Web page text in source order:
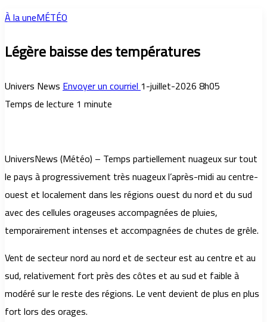
À la uneMÉTÉO
Légère baisse des températures
Univers NewsEnvoyer un courriel1-juillet-2026 8h05
Temps de lecture 1 minute
UniversNews (Météo) – Temps partiellement nuageux sur tout
le pays à progressivement très nuageux l’après-midi au centre-
ouest et localement dans les régions ouest du nord et du sud
avec des cellules orageuses accompagnées de pluies,
temporairement intenses et accompagnées de chutes de grêle.
Vent de secteur nord au nord et de secteur est au centre et au
sud, relativement fort près des côtes et au sud et faible à
modéré sur le reste des régions. Le vent devient de plus en plus
fort lors des orages.